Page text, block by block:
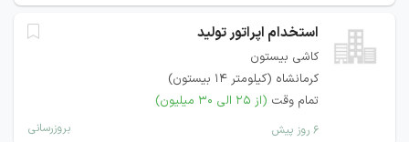
استخدام اپراتور تولید
کاشی بیستون
کرمانشاه (کیلومتر 14 بیستون)
تمام وقت (از ۲۵ الی ۳۰ میلیون)
۶ روز پیش بروزرسانی